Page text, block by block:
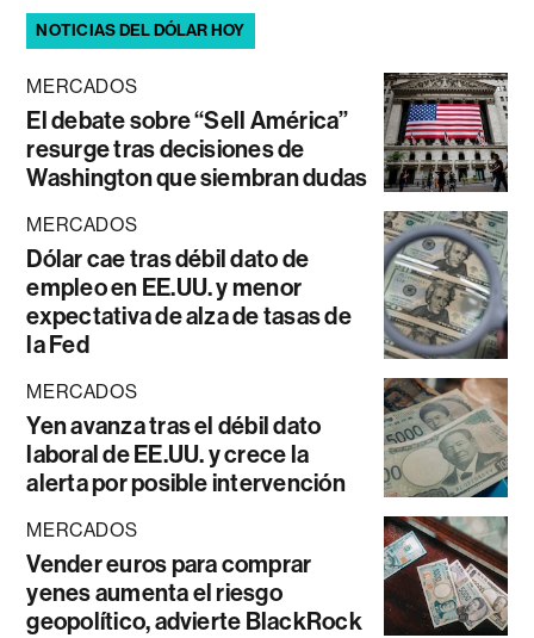
NOTICIAS DEL DÓLAR HOY
MERCADOS
El debate sobre “Sell América”
resurge tras decisiones de
Washington que siembran dudas
MERCADOS
Dólar cae tras débil dato de
empleo en EE.UU. y menor
expectativa de alza de tasas de
la Fed
MERCADOS
Yen avanza tras el débil dato
laboral de EE.UU. y crece la
alerta por posible intervención
MERCADOS
Vender euros para comprar
yenes aumenta el riesgo
geopolítico, advierte BlackRock